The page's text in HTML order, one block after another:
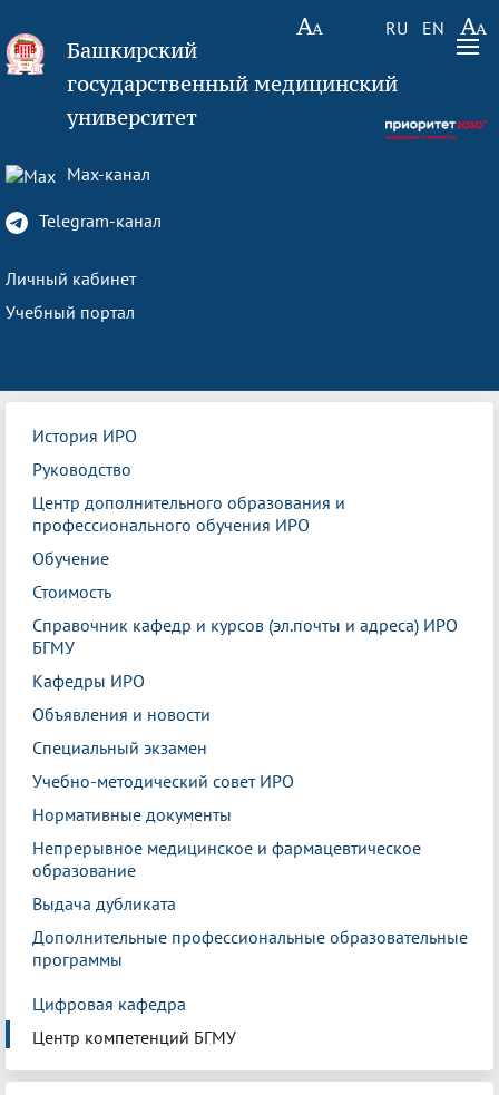
RU EN
Башкирский
государственный медицинский
университет
Max-канал
Telegram-канал
Личный кабинет
Учебный портал
История ИРО
Руководство
Центр дополнительного образования и
профессионального обучения ИРО
Обучение
Стоимость
Справочник кафедр и курсов (эл.почты и адреса) ИРО
БГМУ
Кафедры ИРО
Объявления и новости
Специальный экзамен
Учебно-методический совет ИРО
Нормативные документы
Непрерывное медицинское и фармацевтическое
образование
Выдача дубликата
Дополнительные профессиональные образовательные
программы
Цифровая кафедра
Центр компетенций БГМУ